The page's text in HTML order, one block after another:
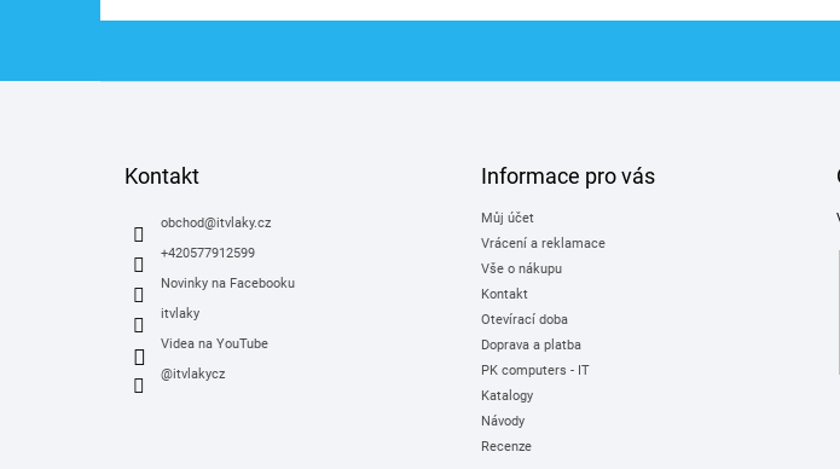
Kontakt
obchod@itvlaky.cz
+420577912599
Novinky na Facebooku
itvlaky
Videa na YouTube
@itvlakycz
Informace pro vás
Můj účet
Vrácení a reklamace
Vše o nákupu
Kontakt
Otevírací doba
Doprava a platba
PK computers - IT
Katalogy
Návody
Recenze